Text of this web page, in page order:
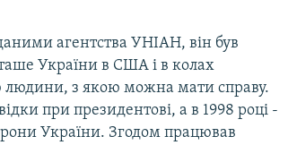
агентства УНІАН, він був
України в США і в колах
людини, з якою можна мати справу.
при президентові, а в 1998 році -
України. Згодом працював